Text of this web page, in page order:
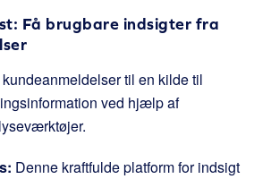
Få brugbare indsigter fra
til en kilde til
ved hjælp af
Denne kraftfulde platform for indsigt